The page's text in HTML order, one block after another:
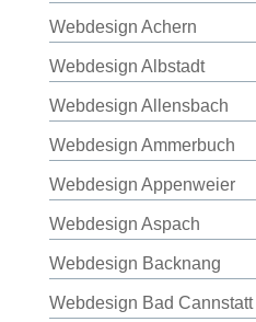
Webdesign Achern
Webdesign Albstadt
Webdesign Allensbach
Webdesign Ammerbuch
Webdesign Appenweier
Webdesign Aspach
Webdesign Backnang
Webdesign Bad Cannstatt